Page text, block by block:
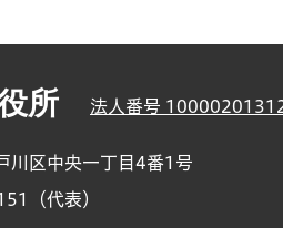
所 法人番号
川区中央一丁目4番1号
（代表）